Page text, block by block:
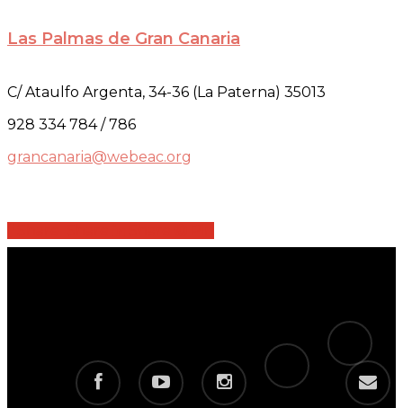
Las Palmas de Gran Canaria
C/ Ataulfo Argenta, 34-36 (La Paterna) 35013
928 334 784 / 786
grancanaria@webeac.org
facebook youtube instagram
telegram
tiktok
email